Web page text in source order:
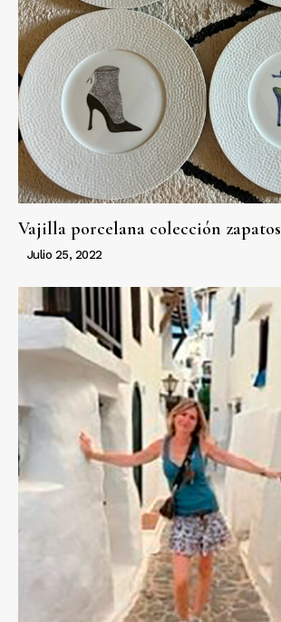
Vajilla porcelana colección zapatos
Julio 25, 2022